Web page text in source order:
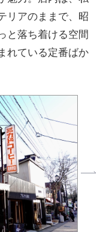
リアのままで、昭
と落ち着ける空間
れている定番ばか